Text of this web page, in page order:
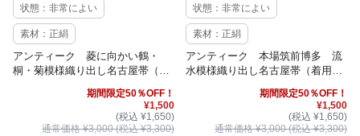
状態：非常によい
素材：正絹
アンティーク 菱に向かい鶴・
桐・菊模様織り出し名古屋帯（着
期間限定50％OFF！
¥1,500
(税込 ¥1,650)
通常価格 ¥3,000 (税込 ¥3,300)
状態：非常によい
素材：正絹
アンティーク 本場筑前博多 流
水模様織り出し名古屋帯（着用
期間限定50％OFF！
¥1,500
(税込 ¥1,650)
通常価格 ¥3,000 (税込 ¥3,300)